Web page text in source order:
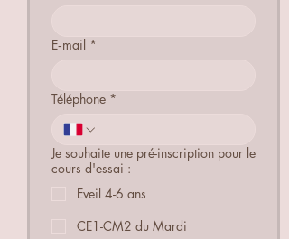
E‑mail *
Téléphone *
Je souhaite une pré-inscription pour le
cours d'essai :
Eveil 4-6 ans
CE1-CM2 du Mardi